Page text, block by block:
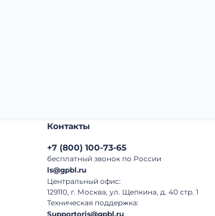
Контакты
+7 (800) 100-73-65
бесплатный звонок по России
ls@gpbl.ru
Центральный офис:
129110, г. Москва, ул. Щепкина, д. 40 стр. 1
Техническая поддержка:
Supportoris@gpbl.ru